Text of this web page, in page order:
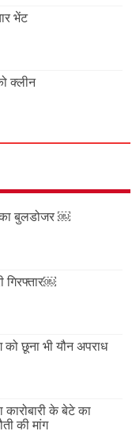
भेंट
क्लीन
का बुलडोजर ￼
गिरफ्तार￼
छूना भी यौन अपराध
के बेटे का
की मांग